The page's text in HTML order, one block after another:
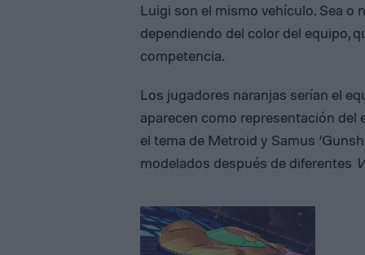
Luigi son el mismo vehículo. Sea o
dependiendo del color del equipo,
competencia.
Los jugadores naranjas serían el
aparecen como representación del
el tema de Metroid y Samus
modelados después de diferentes